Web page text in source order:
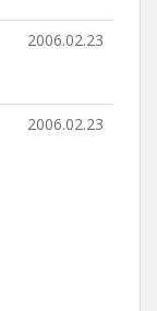
2006.02.23
2006.02.23